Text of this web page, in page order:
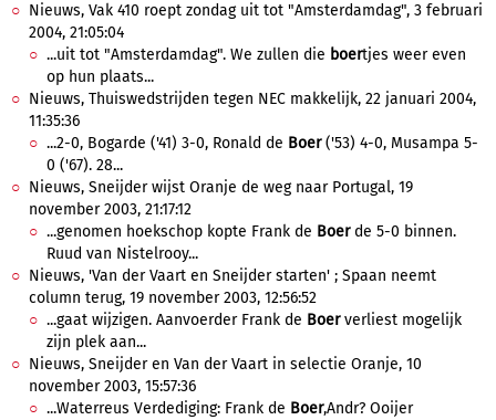
Nieuws, Vak 410 roept zondag uit tot "Amsterdamdag", 3 februari
2004, 21:05:04
...uit tot "Amsterdamdag". We zullen die boertjes weer even
op hun plaats...
Nieuws, Thuiswedstrijden tegen NEC makkelijk, 22 januari 2004,
11:35:36
...2-0, Bogarde ('41) 3-0, Ronald de Boer('53) 4-0, Musampa 5-
0 ('67). 28...
Nieuws, Sneijder wijst Oranje de weg naar Portugal, 19
november 2003, 21:17:12
...genomen hoekschop kopte Frank de Boerde 5-0 binnen.
Ruud van Nistelrooy...
Nieuws, 'Van der Vaart en Sneijder starten' ; Spaan neemt
column terug, 19 november 2003, 12:56:52
...gaat wijzigen. Aanvoerder Frank de Boerverliest mogelijk
zijn plek aan...
Nieuws, Sneijder en Van der Vaart in selectie Oranje, 10
november 2003, 15:57:36
...Waterreus Verdediging: Frank de Boer,Andr? Ooijer